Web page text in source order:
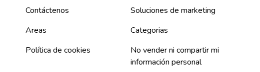
Contáctenos
Soluciones de marketing
Areas
Categorias
Política de cookies
No vender ni compartir mi
información personal